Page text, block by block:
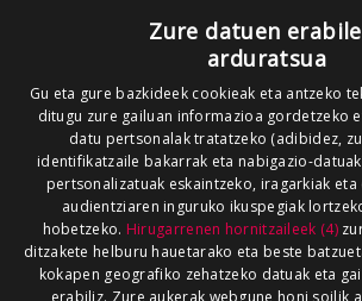
Zure datuen
arduratsua
Gu eta gure bazkideek cookieak eta antzeko
ditugu zure gailuan informazioa gordetzeko
datu pertsonalak tratatzeko (adibidez,
identifikatzaile bakarrak eta nabigazio-
pertsonalizatuak eskaintzeko, iragarkiak
audientziaren inguruko ikuspegiak
hobetzeko. Hirugarrenen hornitzaileek (4)
ditzakete helburu hauetarako eta beste
kokapen geografiko zehatzeko datuak eta
erabiliz. Zure aukerak webgune honi soilik